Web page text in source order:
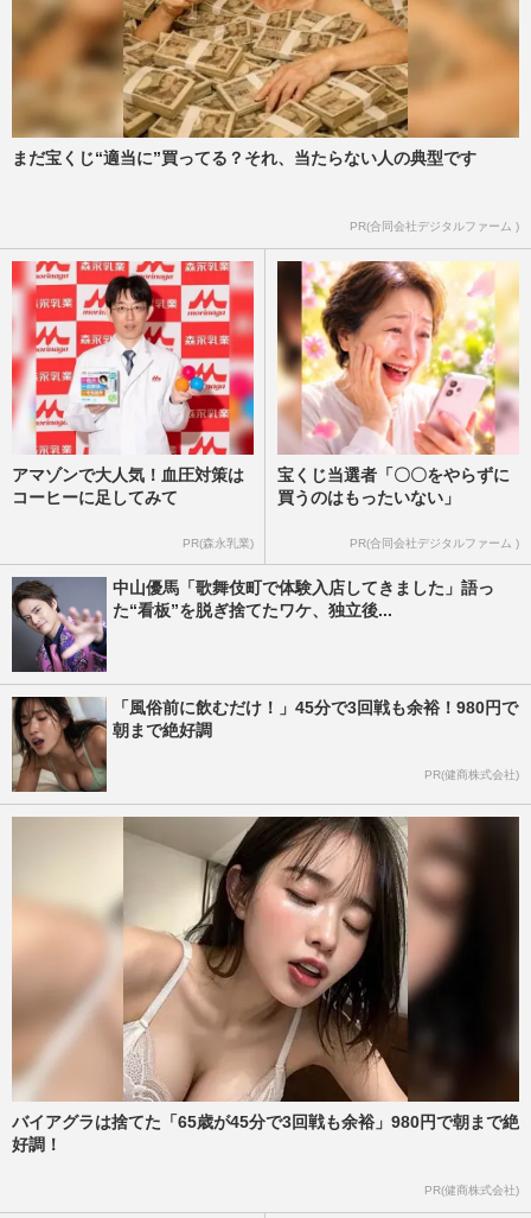
まだ宝くじ“適当に”買ってる？それ、当たらない人の典型です
PR(合同会社デジタルファーム )
アマゾンで大人気！血圧対策は
コーヒーに足してみて
PR(森永乳業)
宝くじ当選者「〇〇をやらずに
買うのはもったいない」
PR(合同会社デジタルファーム )
中山優馬「歌舞伎町で体験入店してきました」語っ
た“看板”を脱ぎ捨てたワケ、独立後...
「風俗前に飲むだけ！」45分で3回戦も余裕！980円で
朝まで絶好調
PR(健商株式会社)
バイアグラは捨てた「65歳が45分で3回戦も余裕」980円で朝まで絶
好調！
PR(健商株式会社)